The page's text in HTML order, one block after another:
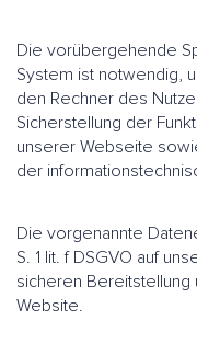
Die vorübergehende
System ist notwendig,
den Rechner des
Sicherstellung der
unserer Webseite
der
Die vorgenannte
S. 1 lit. f DSGVO auf
sicheren Bereitstellung
Website.